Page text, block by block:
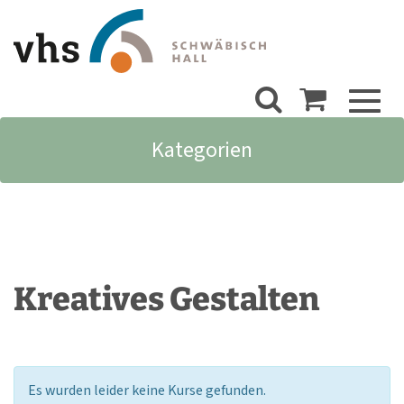
Kategorien
Kreatives Gestalten
Es wurden leider keine Kurse gefunden.